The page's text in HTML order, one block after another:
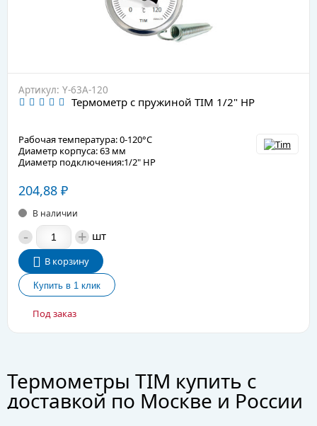
Артикул: Y-63А-120
Термометр с пружиной TIM 1/2" НР
Рабочая температура: 0-120°С
Диаметр корпуса: 63 мм
Диаметр подключения:1/2" НР
204,88 ₽
В наличии
- + шт
В корзину
Под заказ
Термометры TIM купить с
доставкой по Москве и России